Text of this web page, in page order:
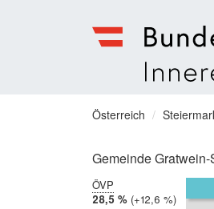
für
Inneres
Sie
sich
hier:
Österreich
Gemeinde
ÖVP
2019:
28,5 % Differenz:
+12,6 %